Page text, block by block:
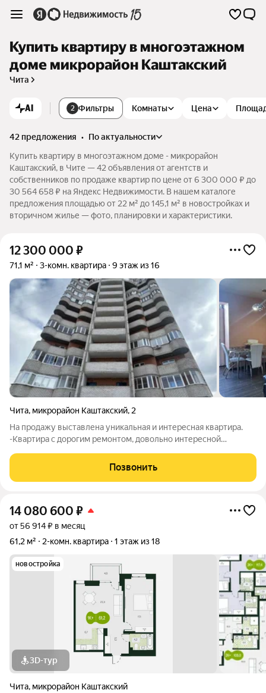
Купить квартиру в многоэтажном
доме микрорайон Каштакский
Чита
AI 2 Фильтры Комнаты Цена
42 предложения •
по актуальности
Купить квартиру в многоэтажном доме - микрорайон
Каштакский, в Чите — 42 объявления от агентств и
собственников по продаже квартир по цене от 6 300 000 ₽ до
30 564 658 ₽ на Яндекс Недвижимости. В нашем каталоге
предложения площадью от 22 м² до 145,1 м² в новостройках и
вторичном жилье — фото, планировки и характеристики.
12 300 000 ₽
71,1 м² 3-комн. квартира 9 этаж из 16
Чита, микрорайон Каштакский, 2
На продажу выставлена уникальная и интересная квартира.
-Квартира с дорогим ремонтом, довольно интересной
планировка: кухня-гостиная, две отдельные комнаты, сан. узел,
Позвонить
14 080 600 ₽
от 56 914 ₽ в месяц
61,2 м²
2-комн. квартира 1 этаж из 18
новостройка
3D-тур
Чита, микрорайон Каштакский